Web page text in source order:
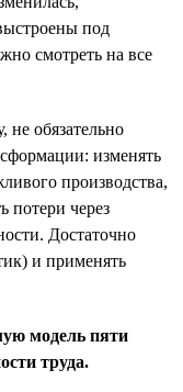
под
смотреть на все
не обязательно
изменять
производства,
потери через
Достаточно
и применять
модель пяти
труда.